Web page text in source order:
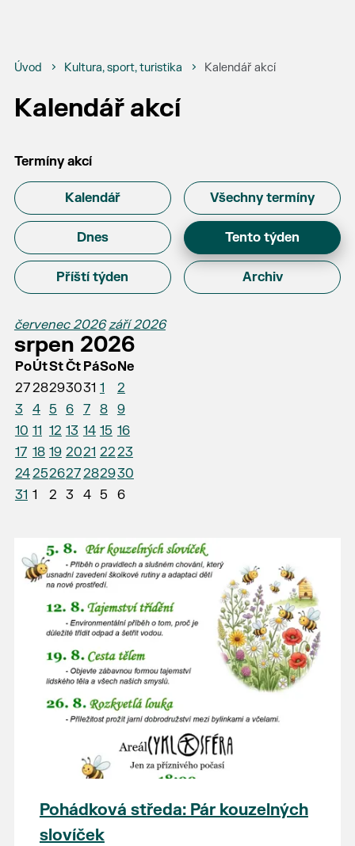
Úvod Kultura, sport, turistika Kalendář akcí
Kalendář akcí
Termíny akcí
Kalendář Všechny termíny
Dnes Tento týden
Příští týden Archiv
červenec 2026 září 2026
srpen 2026
PoÚtStČt PáSoNe
2728293031 1
2
3
4 5 6 7 8
9
10 11 12 13 14 15 16
17 18 19 2021 2223
24252627282930
31 1 2 3 4 5 6
Pohádková středa: Pár kouzelných
slovíček